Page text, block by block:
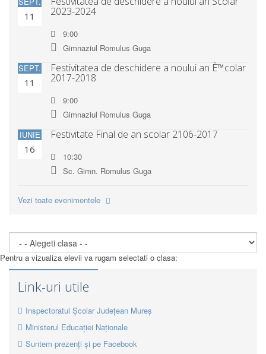
11 2023-2024
9:00
Gimnaziul Romulus Guga
SEPT.
11
Festivitatea de deschidere a noului an È™colar
2017-2018
9:00
Gimnaziul Romulus Guga
IUNIE
16
Festivitate Final de an scolar 2106-2017
10:30
Sc. Gimn. Romulus Guga
Vezi toate evenimentele
Pentru a vizualiza elevii va rugam selectati o clasa:
Link-uri utile
Inspectoratul Școlar Județean Mureș
Ministerul Educației Naționale
Suntem prezenți și pe Facebook